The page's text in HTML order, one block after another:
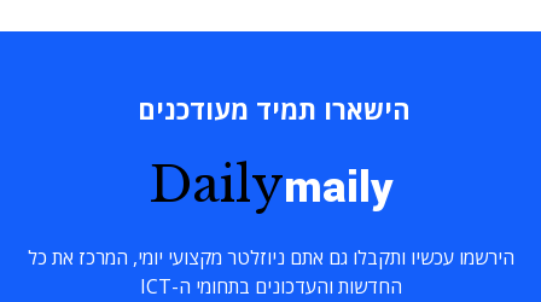
הישארו תמיד מעודכנים
Dailymaily
הירשמו עכשיו ותקבלו גם אתם ניוזלטר מקצועי יומי, המרכז את כל
החדשות והעדכונים בתחומי ה-ICT